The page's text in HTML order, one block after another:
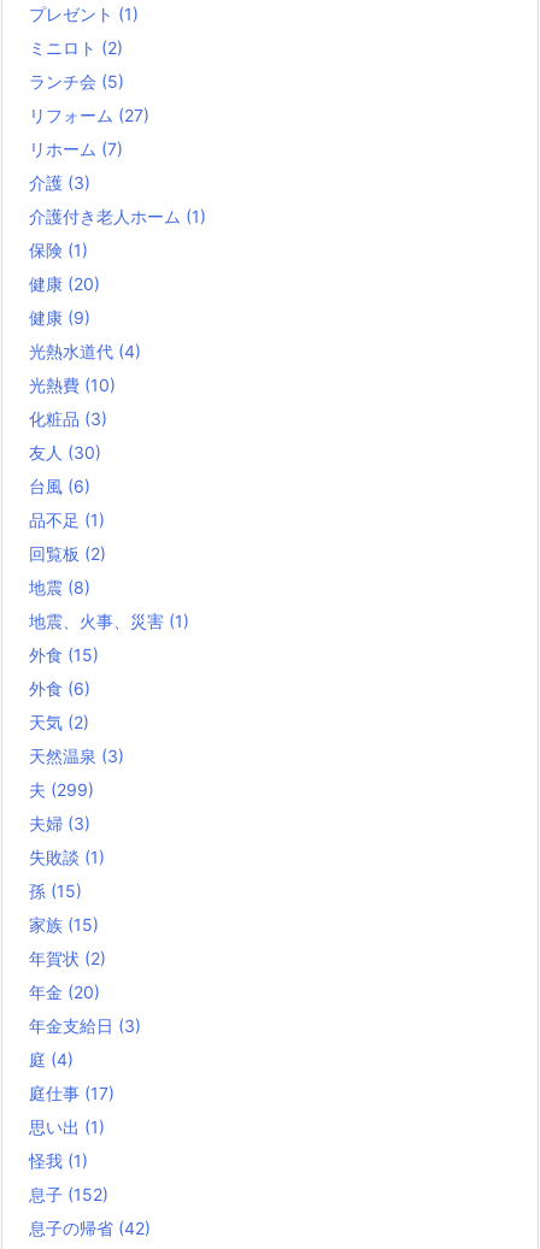
プレゼント (1)
ミニロト (2)
ランチ会 (5)
リフォーム (27)
リホーム (7)
介護 (3)
介護付き老人ホーム (1)
保険 (1)
健康 (20)
健康 (9)
光熱水道代 (4)
光熱費 (10)
化粧品 (3)
友人 (30)
台風 (6)
品不足 (1)
回覧板 (2)
地震 (8)
地震、火事、災害 (1)
外食 (15)
外食 (6)
天気 (2)
天然温泉 (3)
夫 (299)
夫婦 (3)
失敗談 (1)
孫 (15)
家族 (15)
年賀状 (2)
年金 (20)
年金支給日 (3)
庭 (4)
庭仕事 (17)
思い出 (1)
怪我 (1)
息子 (152)
息子の帰省 (42)